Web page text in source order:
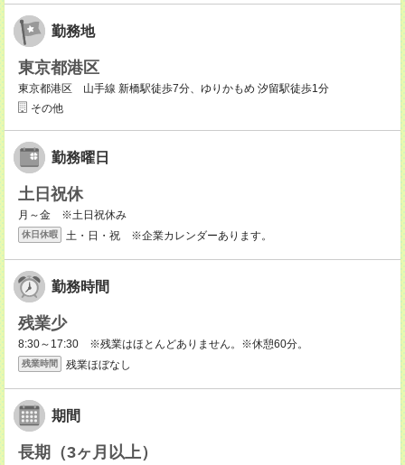
勤務地
東京都港区
東京都港区 山手線 新橋駅徒歩7分、ゆりかもめ 汐留駅徒歩1分
その他
勤務曜日
土日祝休
月～金 ※土日祝休み
休日休暇 土・日・祝 ※企業カレンダーあります。
勤務時間
残業少
8:30～17:30 ※残業はほとんどありません。※休憩60分。
残業時間 残業ほぼなし
期間
長期（3ヶ月以上）